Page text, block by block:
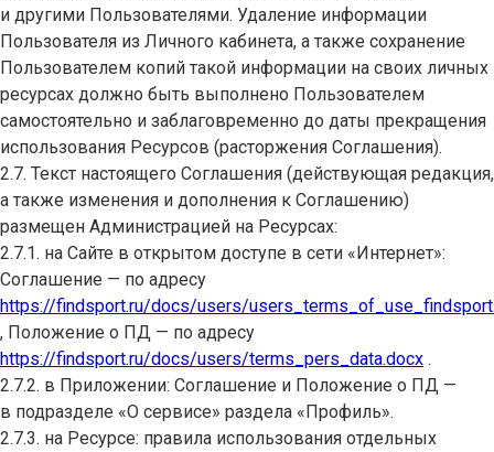
и другими Пользователями. Удаление информации
Пользователя из Личного кабинета, а также сохранение
Пользователем копий такой информации на своих личных
ресурсах должно быть выполнено Пользователем
самостоятельно и заблаговременно до даты прекращения
использования Ресурсов (расторжения Соглашения).
2.7. Текст настоящего Соглашения (действующая редакция,
а также изменения и дополнения к Соглашению)
размещен Администрацией на Ресурсах:
2.7.1. на Сайте в открытом доступе в сети «Интернет»:
Соглашение — по адресу
https://findsport.ru/docs/users/
, Положение о ПД — по адресу
https://findsport.ru/docs/users/terms_pers_data.docx .
2.7.2. в Приложении: Соглашение и Положение о ПД —
в подразделе «О сервисе» раздела «Профиль».
2.7.3. на Ресурсе: правила использования отдельных